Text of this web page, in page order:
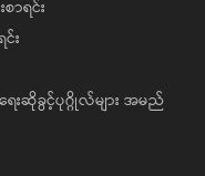
ာရင်း
း
ေးဆိုခွင့်ပုဂ္ဂိုလ်များ အမည်